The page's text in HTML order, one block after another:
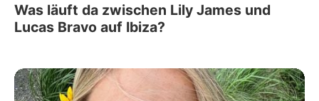
Was läuft da zwischen Lily James und
Lucas Bravo auf Ibiza?